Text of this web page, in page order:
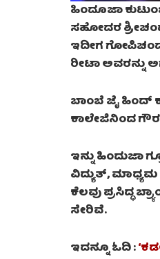
ಹಿಂದೂಜಾ
ಸಹೋದರ
ಇದೀಗ ಗೋಪಿಚಂದ್
ರೀಟಾ ಅವರನ್ನು
ಬಾಂಬೆ ಜೈ ಹಿಂದ್
ಕಾಲೇಜಿನಿಂದ
ಇನ್ನು ಹಿಂದುಜಾ
ವಿದ್ಯುತ್,
ಕೆಲವು ಪ್ರಸಿದ್ಧ
ಸೇರಿವೆ.
ಇದನ್ನೂ ಓದಿ :